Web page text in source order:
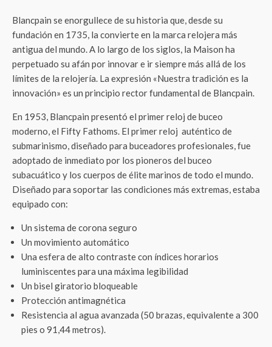
Blancpain se enorgullece de su historia que, desde su
fundación en 1735, la convierte en la marca relojera más
antigua del mundo. A lo largo de los siglos, la Maison ha
perpetuado su afán por innovar e ir siempre más allá de los
límites de la relojería. La expresión «Nuestra tradición es la
innovación» es un principio rector fundamental de Blancpain.
En 1953, Blancpain presentó el primer reloj de buceo
moderno, el Fifty Fathoms. El primer reloj auténtico de
submarinismo, diseñado para buceadores profesionales, fue
adoptado de inmediato por los pioneros del buceo
subacuático y los cuerpos de élite marinos de todo el mundo.
Diseñado para soportar las condiciones más extremas, estaba
equipado con:
Un sistema de corona seguro
Un movimiento automático
Una esfera de alto contraste con índices horarios
luminiscentes para una máxima legibilidad
Un bisel giratorio bloqueable
Protección antimagnética
Resistencia al agua avanzada (50 brazas, equivalente a 300
pies o 91,44 metros).